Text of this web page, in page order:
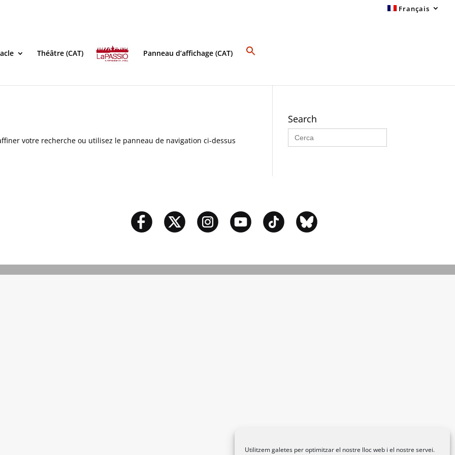
Utilitzem galetes per optimitzar el nostre lloc web i el nostre servei.
Français
Théâtre (CAT) Panneau d’affichage (CAT)
votre recherche ou utilisez le panneau de navigation ci-dessus
Search
Search
for: